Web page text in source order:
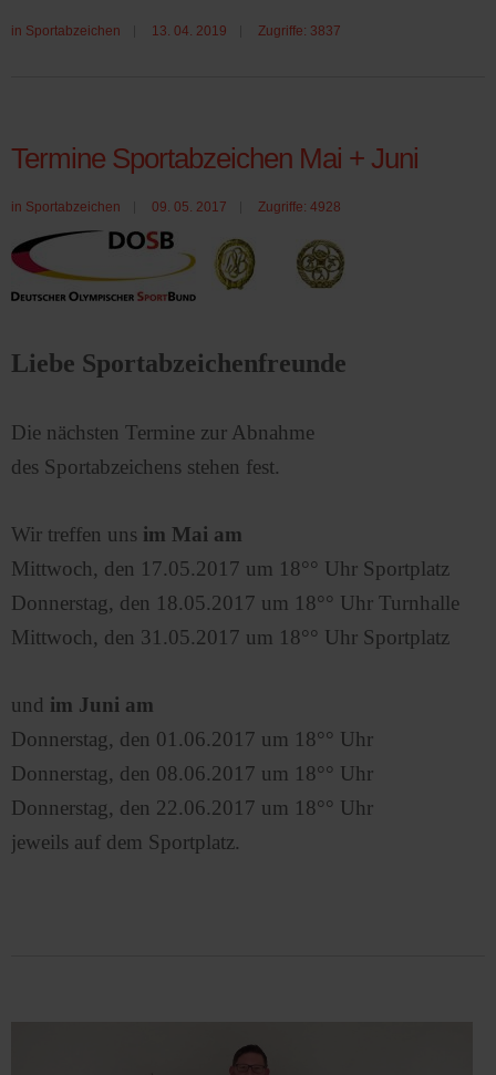
in Sportabzeichen 13. 04. 2019 Zugriffe: 3837
Termine Sportabzeichen Mai + Juni
in Sportabzeichen 09. 05. 2017 Zugriffe: 4928
Liebe Sportabzeichenfreunde
Die nächsten Termine zur Abnahme
des Sportabzeichens stehen fest.
Wir treffen uns im Mai am
Mittwoch, den 17.05.2017 um 18°° Uhr Sportplatz
Donnerstag, den 18.05.2017 um 18°° Uhr Turnhalle
Mittwoch, den 31.05.2017 um 18°° Uhr Sportplatz
und im Juni am
Donnerstag, den 01.06.2017 um 18°° Uhr
Donnerstag, den 08.06.2017 um 18°° Uhr
Donnerstag, den 22.06.2017 um 18°° Uhr
jeweils auf dem Sportplatz.